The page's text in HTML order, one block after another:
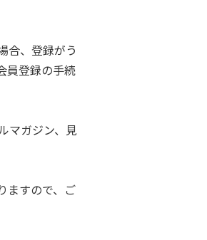
合、登録がう
員登録の手続
マガジン、見
ますので、ご